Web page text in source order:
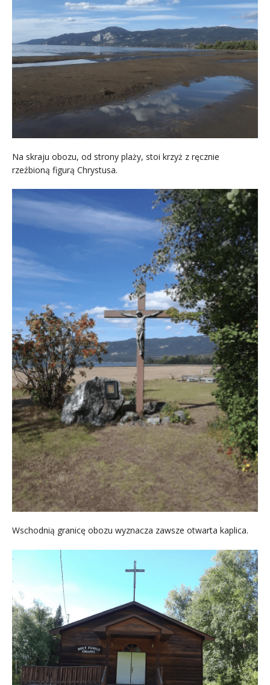
Na skraju obozu, od strony plaży, stoi krzyż z ręcznie
rzeźbioną figurą Chrystusa.
Wschodnią granicę obozu wyznacza zawsze otwarta kaplica.